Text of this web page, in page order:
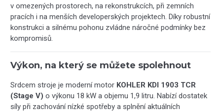
v omezených prostorech, na rekonstrukcích, při zemních
pracích i na menších developerských projektech. Díky robustní
konstrukci a silnému pohonu zvládne náročné podmínky bez
kompromisů.
Výkon, na který se můžete spolehnout
Srdcem stroje je moderní motor KOHLER KDI 1903 TCR
(Stage V) o výkonu 18 kW a objemu 1,9 litru. Nabízí dostatek
síly při zachování nízké spotřeby a splnění aktuálních